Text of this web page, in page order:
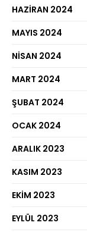
HAZIRAN 2024
MAYIS 2024
NISAN 2024
MART 2024
ŞUBAT 2024
OCAK 2024
ARALIK 2023
KASIM 2023
EKIM 2023
EYLÜL 2023